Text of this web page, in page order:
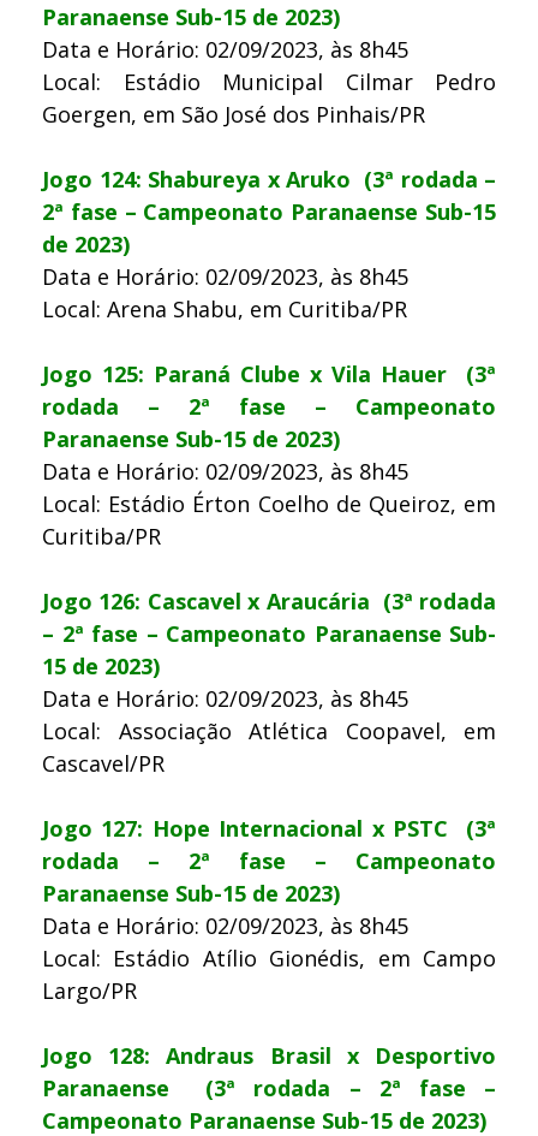
Paranaense Sub-15 de 2023)
Data e Horário: 02/09/2023, às 8h45
Local: Estádio Municipal Cilmar Pedro
Goergen, em São José dos Pinhais/PR
Jogo 124: Shabureya x Aruko (3ª rodada –
2ª fase – Campeonato Paranaense Sub-15
de 2023)
Data e Horário: 02/09/2023, às 8h45
Local: Arena Shabu, em Curitiba/PR
Jogo 125: Paraná Clube x Vila Hauer (3ª
rodada – 2ª fase – Campeonato
Paranaense Sub-15 de 2023)
Data e Horário: 02/09/2023, às 8h45
Local: Estádio Érton Coelho de Queiroz, em
Curitiba/PR
Jogo 126: Cascavel x Araucária (3ª rodada
– 2ª fase – Campeonato Paranaense Sub-
15 de 2023)
Data e Horário: 02/09/2023, às 8h45
Local: Associação Atlética Coopavel, em
Cascavel/PR
Jogo 127: Hope Internacional x PSTC (3ª
rodada – 2ª fase – Campeonato
Paranaense Sub-15 de 2023)
Data e Horário: 02/09/2023, às 8h45
Local: Estádio Atílio Gionédis, em Campo
Largo/PR
Jogo 128: Andraus Brasil x Desportivo
Paranaense (3ª rodada – 2ª fase –
Campeonato Paranaense Sub-15 de 2023)